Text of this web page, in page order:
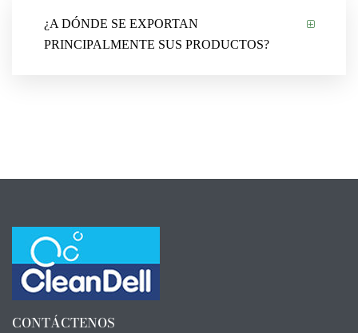
¿A DÓNDE SE EXPORTAN
PRINCIPALMENTE SUS PRODUCTOS?
CONTÁCTENOS